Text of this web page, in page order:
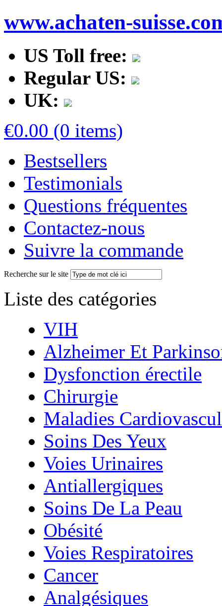
www.achaten-
US Toll free:
Regular US:
UK:
€0.00 (0 items)
Bestsellers
Testimonials
Questions fréquentes
Contactez-nous
Suivre la commande
Recherche sur le site
Liste des catégories
VIH
Alzheimer Et
Dysfonction érectile
Chirurgie
Maladies
Soins Des Yeux
Voies Urinaires
Antiallergiques
Soins De La Peau
Obésité
Voies Respiratoires
Cancer
Analgésiques